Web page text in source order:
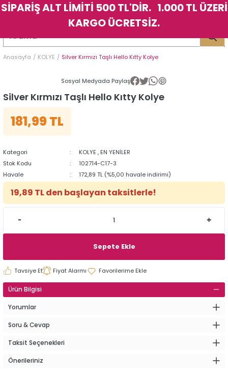
Geri Dön
Geri Dön
Geri Dön
Geri Dön
Geri Dön
Geri Dön
Anasayfa KOLYE Silver Kırmızı Taşlı Hello Kıtty Kolye
Sosyal Medyada Paylaş
Silver Kırmızı Taşlı Hello Kıtty Kolye
181,99 TL
Kategori KOLYE , EN YENİLER
Stok Kodu
102714-C17-3
Havale
172,89 TL (%5,00 havale indirimi)
19,89 TL den başlayan taksitlerle!
Sepete Ekle
Tavsiye Et Fiyat Alarmı
Ürün Bilgisi
Yorumlar
Soru & Cevap
Taksit Seçenekleri
Önerileriniz
Geri Dön
Geri Dön
Geri Dön
Geri Dön
Geri Dön
Geri Dön
SİPARİŞ ALT LİMİTİ 500 TL'DİR. 1.000 TL ÜZERİ
KARGO ÜCRETSİZ.